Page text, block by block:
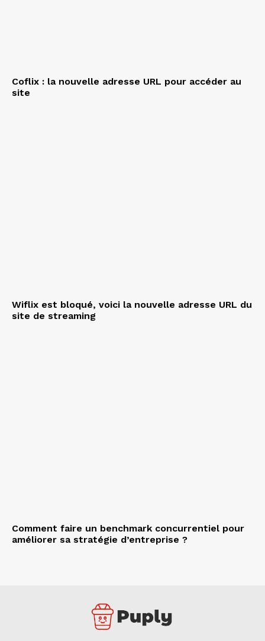
Coflix : la nouvelle adresse URL pour accéder au
site
Wiflix est bloqué, voici la nouvelle adresse URL du
site de streaming
Comment faire un benchmark concurrentiel pour
améliorer sa stratégie d’entreprise ?